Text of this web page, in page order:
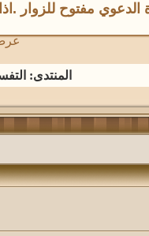
الدعوي مفتوح للزوار
عرض
المنتدى: